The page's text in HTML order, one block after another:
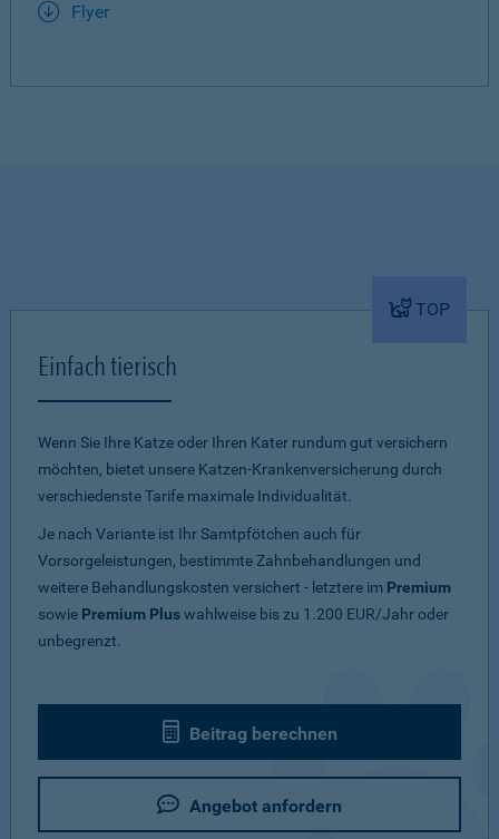
Flyer
TOP
Einfach tierisch
Wenn Sie Ihre Katze oder Ihren Kater rundum gut versichern
möchten, bietet unsere Katzen-Krankenversicherung durch
verschiedenste Tarife maximale Individualität.
Je nach Variante ist Ihr Samtpfötchen auch für
Vorsorgeleistungen, bestimmte Zahnbehandlungen und
weitere Behandlungskosten versichert - letztere im Premium
sowie Premium Pluswahlweise bis zu 1.200 EUR/Jahr oder
unbegrenzt.
Beitrag berechnen
Angebot anfordern